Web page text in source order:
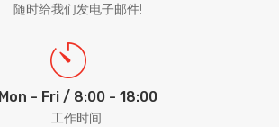
随时给我们发电子邮件!
Mon - Fri / 8:00 - 18:00
工作时间!